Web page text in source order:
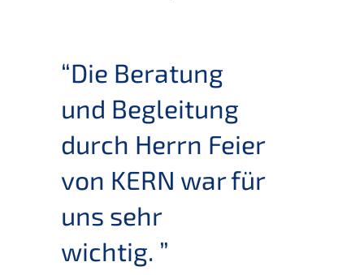
“Die Beratung
und Begleitung
durch Herrn Feier
von KERN war für
uns sehr
wichtig. ”